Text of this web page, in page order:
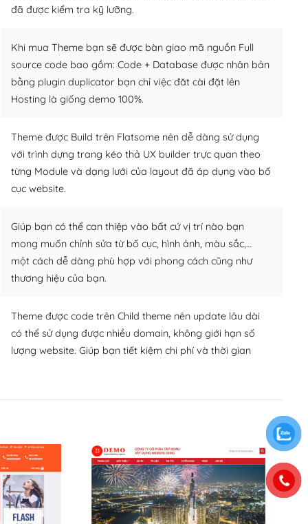
đã được kiểm tra kỹ lưỡng.
Khi mua Theme bạn sẽ được bàn giao mã nguồn Full
source code bao gồm: Code + Database được nhân bản
bằng plugin duplicator bạn chỉ việc đăt cài đặt lên
Hosting là giống demo 100%.
Theme được Build trên Flatsome nên dễ dàng sử dụng
với trình dựng trang kéo thả UX builder trực quan theo
từng Module và dạng lưới của layout đã áp dụng vào bố
cục website.
Giúp bạn có thể can thiệp vào bất cứ vị trí nào bạn
mong muốn chỉnh sửa từ bố cục, hình ảnh, màu sắc,…
một cách dễ dàng phù hợp với phong cách cũng như
thương hiệu của bạn.
Theme được code trên Child theme nên update lâu dài
có thể sử dụng được nhiều domain, không giới hạn số
lượng website. Giúp bạn tiết kiệm chi phí và thời gian